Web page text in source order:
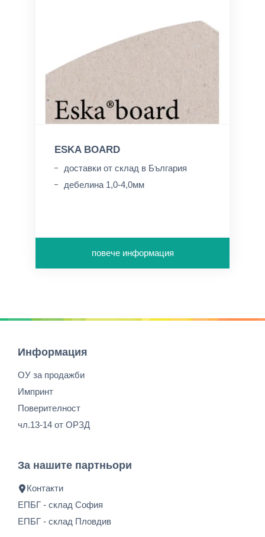
ESKA BOARD
доставки от склад в България
дебелина 1,0-4,0мм
повече информация
Информация
ОУ за продажби
Импринт
Поверителност
чл.13-14 от ОРЗД
За нашите партньори
Контакти
ЕПБГ - склад София
ЕПБГ - склад Пловдив